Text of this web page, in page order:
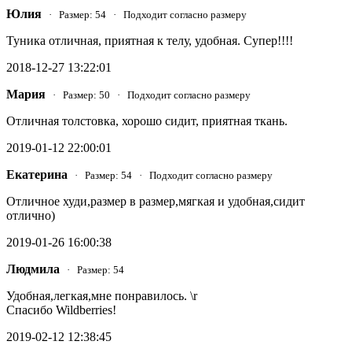
Юлия · Размер: 54 · Подходит согласно размеру
Туника отличная, приятная к телу, удобная. Супер!!!!
2018-12-27 13:22:01
Мария · Размер: 50 · Подходит согласно размеру
Отличная толстовка, хорошо сидит, приятная ткань.
2019-01-12 22:00:01
Екатерина · Размер: 54 · Подходит согласно размеру
Отличное худи,размер в размер,мягкая и удобная,сидит
отлично)
2019-01-26 16:00:38
Людмила · Размер: 54
Удобная,легкая,мне понравилось. \r
Спасибо Wildberries!
2019-02-12 12:38:45